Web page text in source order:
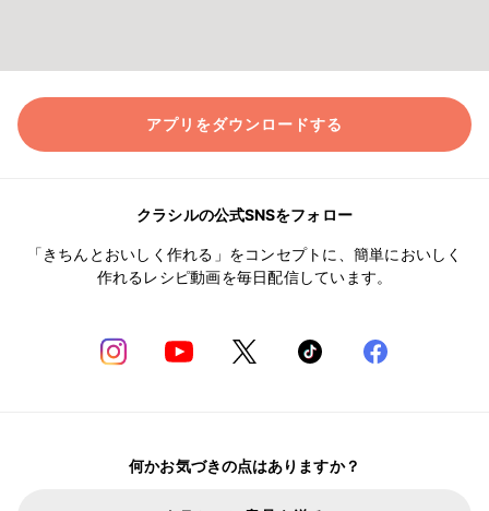
アプリをダウンロードする
クラシルの公式SNSをフォロー
「きちんとおいしく作れる」をコンセプトに、簡単においしく
作れるレシピ動画を毎日配信しています。
何かお気づきの点はありますか？